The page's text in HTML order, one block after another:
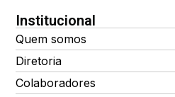
Institucional
Quem somos
Diretoria
Colaboradores